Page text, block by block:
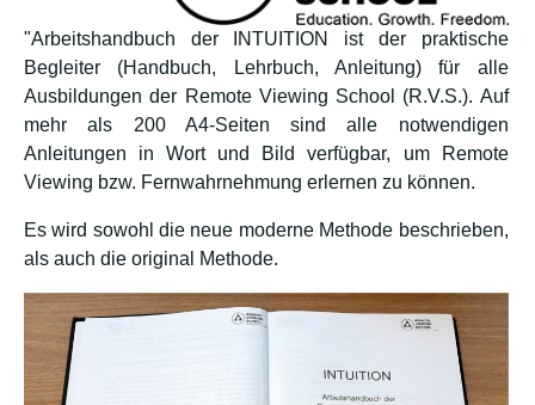
"Arbeitshandbuch der INTUITION ist der praktische
Begleiter (Handbuch, Lehrbuch, Anleitung) für alle
Ausbildungen der Remote Viewing School (R.V.S.). Auf
mehr als 200 A4-Seiten sind alle notwendigen
Anleitungen in Wort und Bild verfügbar, um Remote
Viewing bzw. Fernwahrnehmung erlernen zu können.
Es wird sowohl die neue moderne Methode beschrieben,
als auch die original Methode.